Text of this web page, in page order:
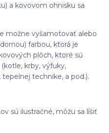
a kovovom ohnisku sa
možne vyšamotovať alebo
farbou, ktorá je
plôch, ktoré sú
krby, výfuky,
technike, a pod.).
sú ilustračné, môžu sa líšiť